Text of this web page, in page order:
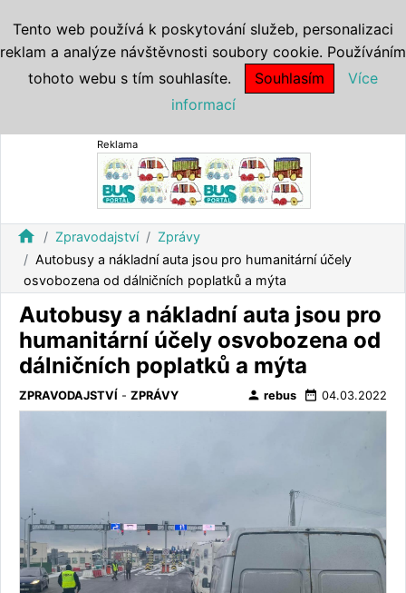
Reklama
home Zpravodajství
Zprávy
Autobusy a nákladní auta jsou pro humanitární účely
osvobozena od dálničních poplatků a mýta
Autobusy a nákladní auta jsou pro
humanitární účely osvobozena od
dálničních poplatků a mýta
ZPRAVODAJSTVÍ - ZPRÁVY person rebus date_range 04.03.2022
Tento web používá k poskytování služeb, personalizaci
reklam a analýze návštěvnosti soubory cookie. Používáním
tohoto webu s tím souhlasíte.
Souhlasím
Více
informací